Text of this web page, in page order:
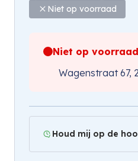
Niet op voorraad
Niet op
Wagenstraat 67,
Houd mij op de